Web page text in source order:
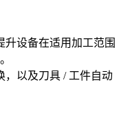
设备在适用加工范围
，以及刀具 / 工件自动